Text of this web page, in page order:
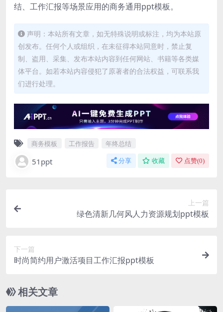
结、工作汇报等场景应用的商务通用ppt模板。
声明：本站所有文章，如无特殊说明或标注，均为本站原
创发布。任何个人或组织，在未征得本站同意时，禁止复
制、盗用、采集、发布本站内容到任何网站、书籍等各类媒
体平台。如若本站内容侵犯了原著者的合法权益，可联系我
们进行处理。
商务模板 工作报告 年终总结
51ppt 分享 收藏 点赞(0)
上一篇
绿色清新几何风人力资源规划ppt模板
下一篇
时尚简约用户激活项目工作汇报ppt模板
相关文章